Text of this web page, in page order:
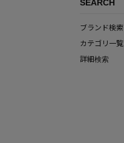
SEARCH
ブランド検索
カテゴリ一覧
詳細検索